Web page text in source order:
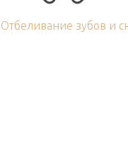
Отбеливание зубов и